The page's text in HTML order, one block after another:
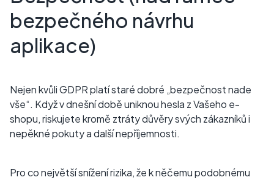
bezpečného návrhu
aplikace)
Nejen kvůli GDPR platí staré dobré „bezpečnost nade
vše“. Když v dnešní době uniknou hesla z Vašeho e-
shopu, riskujete kromě ztráty důvěry svých zákazníků i
nepěkné pokuty a další nepříjemnosti.
Pro co největší snížení rizika, že k něčemu podobnému